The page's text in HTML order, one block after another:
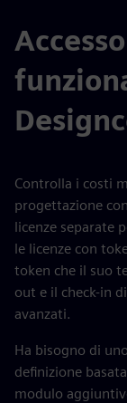
Controlla i costi
progettazione
licenze separate
le licenze con
token che il suo
out e il check-in
avanzati.
Ha bisogno di
definizione
modulo